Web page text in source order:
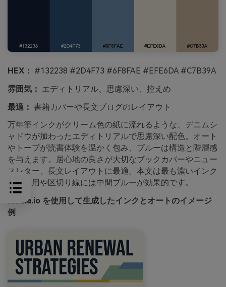
HEX： #132238 #2D4F73 #6F8FAE #EFE6DA #C7B39A
雰囲気： エディトリアル、思慮深い、控えめ
最適： 書籍カバーや長文ブログのレイアウト
万年筆インクがクリーム色の紙に流れるような、デニムシ
ャドウが加わったエディトリアルで思慮深い配色。オート
やトープが読書体験を温かく包み、ブルーは構造と階層感
を与えます。居心地の良さが大切なブックカバーやニュー
スレター、長文レイアウトに最適。本文は最も濃いインク
色、引用や区切り線には中間ブルーが効果的です。
media.io を使用して生成したインクとオートのイメージ
例